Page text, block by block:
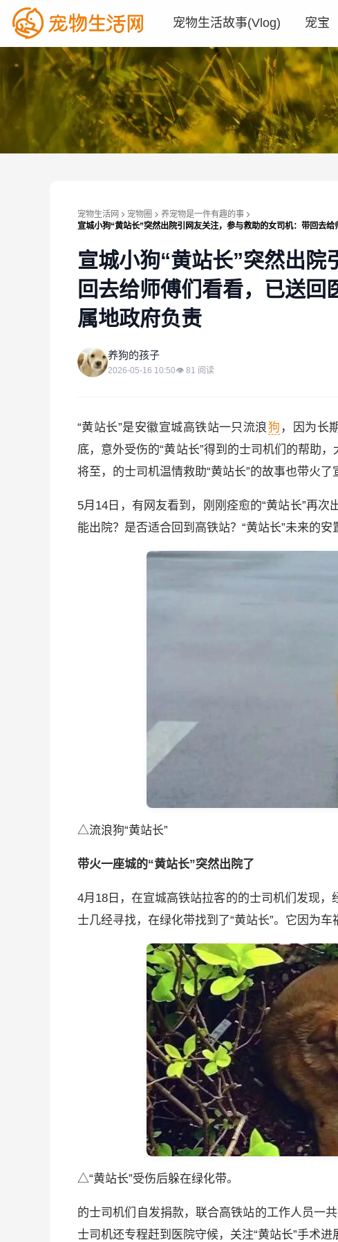
宠物生活故事(Vlog) 宠宝
宠物生活网 宠物圈
养宠物是一件有趣的事
宣城小狗“黄站长”突然出院引网友关注，参与救助的女司机：带回去
宣城小狗“黄站长”突然出
回去给师傅们看看，已送
属地政府负责
养 养狗的孩子
2026-05-16 10:50👁 81 阅读
“黄站长”是安徽宣城高铁站一只流浪狗 ，因为长
底，意外受伤的“黄站长”得到的士司机们的帮助
将至，的士司机温情救助“黄站长”的故事也带火了
5月14日，有网友看到，刚刚痊愈的“黄站长”再
能出院？是否适合回到高铁站？“黄站长”未来的安
△流浪狗“黄站长”
带火一座城的“黄站长”突然出院了
4月18日，在宣城高铁站拉客的的士司机们发现
士几经寻找，在绿化带找到了“黄站长”。它因为
△“黄站长”受伤后躲在绿化带。
的士司机们自发捐款，联合高铁站的工作人员一
士司机还专程赶到医院守候，关注“黄站长”手术进